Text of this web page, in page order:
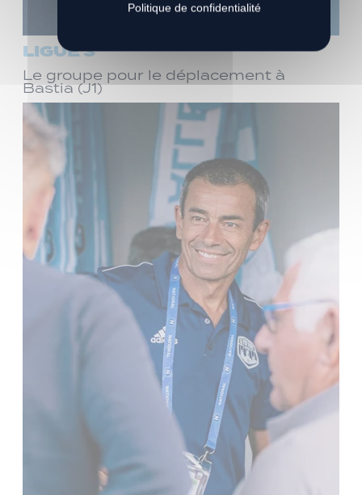
LIGUE 3
Le groupe pour le déplacement à
Bastia (J1)
Politique de confidentialité